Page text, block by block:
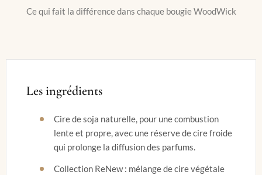
Ce qui fait la différence dans chaque bougie WoodWick
Les ingrédients
Cire de soja naturelle, pour une combustion
lente et propre, avec une réserve de cire froide
qui prolonge la diffusion des parfums.
Collection ReNew : mélange de cire végétale